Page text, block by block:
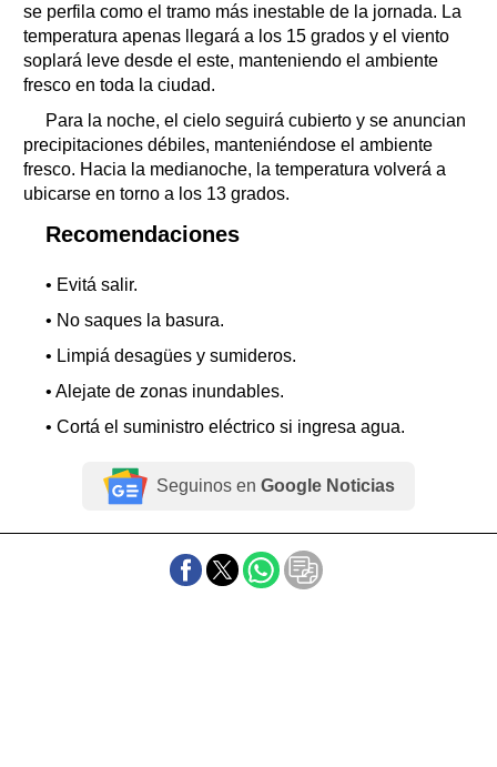
se perfila como el tramo más inestable de la jornada. La
temperatura apenas llegará a los 15 grados y el viento
soplará leve desde el este, manteniendo el ambiente
fresco en toda la ciudad.
Para la noche, el cielo seguirá cubierto y se anuncian
precipitaciones débiles, manteniéndose el ambiente
fresco. Hacia la medianoche, la temperatura volverá a
ubicarse en torno a los 13 grados.
Recomendaciones
• Evitá salir.
• No saques la basura.
• Limpiá desagües y sumideros.
• Alejate de zonas inundables.
• Cortá el suministro eléctrico si ingresa agua.
Seguinos en Google Noticias